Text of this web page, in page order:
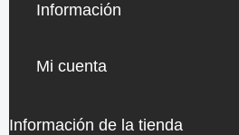
Información
Mi cuenta
Información de la tienda